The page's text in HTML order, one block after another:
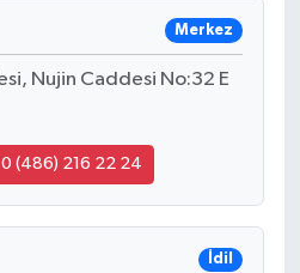
Merkez
Nujin Caddesi No:32 E
0 (486) 216 22 24
İdil